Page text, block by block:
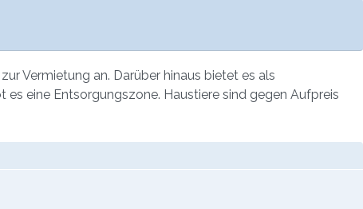
Vermietung an. Darüber hinaus bietet es als
eine Entsorgungszone. Haustiere sind gegen Aufpreis